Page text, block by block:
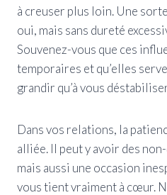
à creuser plus loin. Une
oui, mais sans dureté
Souvenez-vous que ces
temporaires et qu’elles
grandir qu’à vous
Dans vos relations, la
alliée. Il peut y avoir des
mais aussi une occasion
vous tient vraiment à cœur.